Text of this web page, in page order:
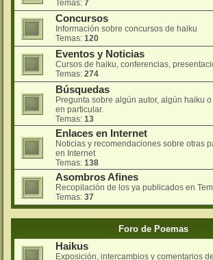
Temas: 7
Concursos
Información sobre concursos de haiku
Temas: 120
Eventos y Noticias
Cursos de haiku, conferencias,
Temas: 274
Búsquedas
Pregunta sobre algún autor, algún haiku
en particular.
Temas: 13
Enlaces en Internet
Noticias y recomendaciones sobre otras
en Internet
Temas: 138
Asombros Afines
Recopilación de los ya publicados en
Temas: 37
Foro de Poemas
Haikus
Exposición, intercambios y comentarios